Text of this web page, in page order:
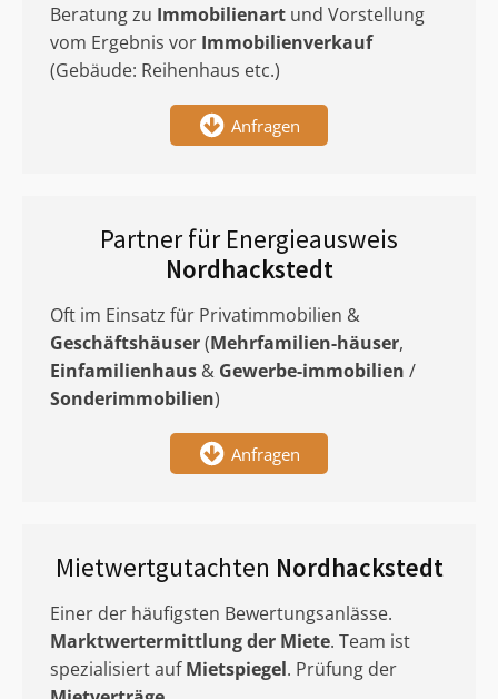
Beratung zu Immobilienart und Vorstellung
vom Ergebnis vor Immobilienverkauf
(Gebäude: Reihenhaus etc.)
Anfragen
Partner für Energieausweis
Nordhackstedt
Oft im Einsatz für Privatimmobilien &
Geschäftshäuser(Mehrfamilien-häuser,
Einfamilienhaus & Gewerbe-immobilien /
Sonderimmobilien)
Anfragen
Mietwertgutachten Nordhackstedt
Einer der häufigsten Bewertungsanlässe.
Marktwertermittlungder Miete. Team ist
spezialisiert aufMietspiegel. Prüfung der